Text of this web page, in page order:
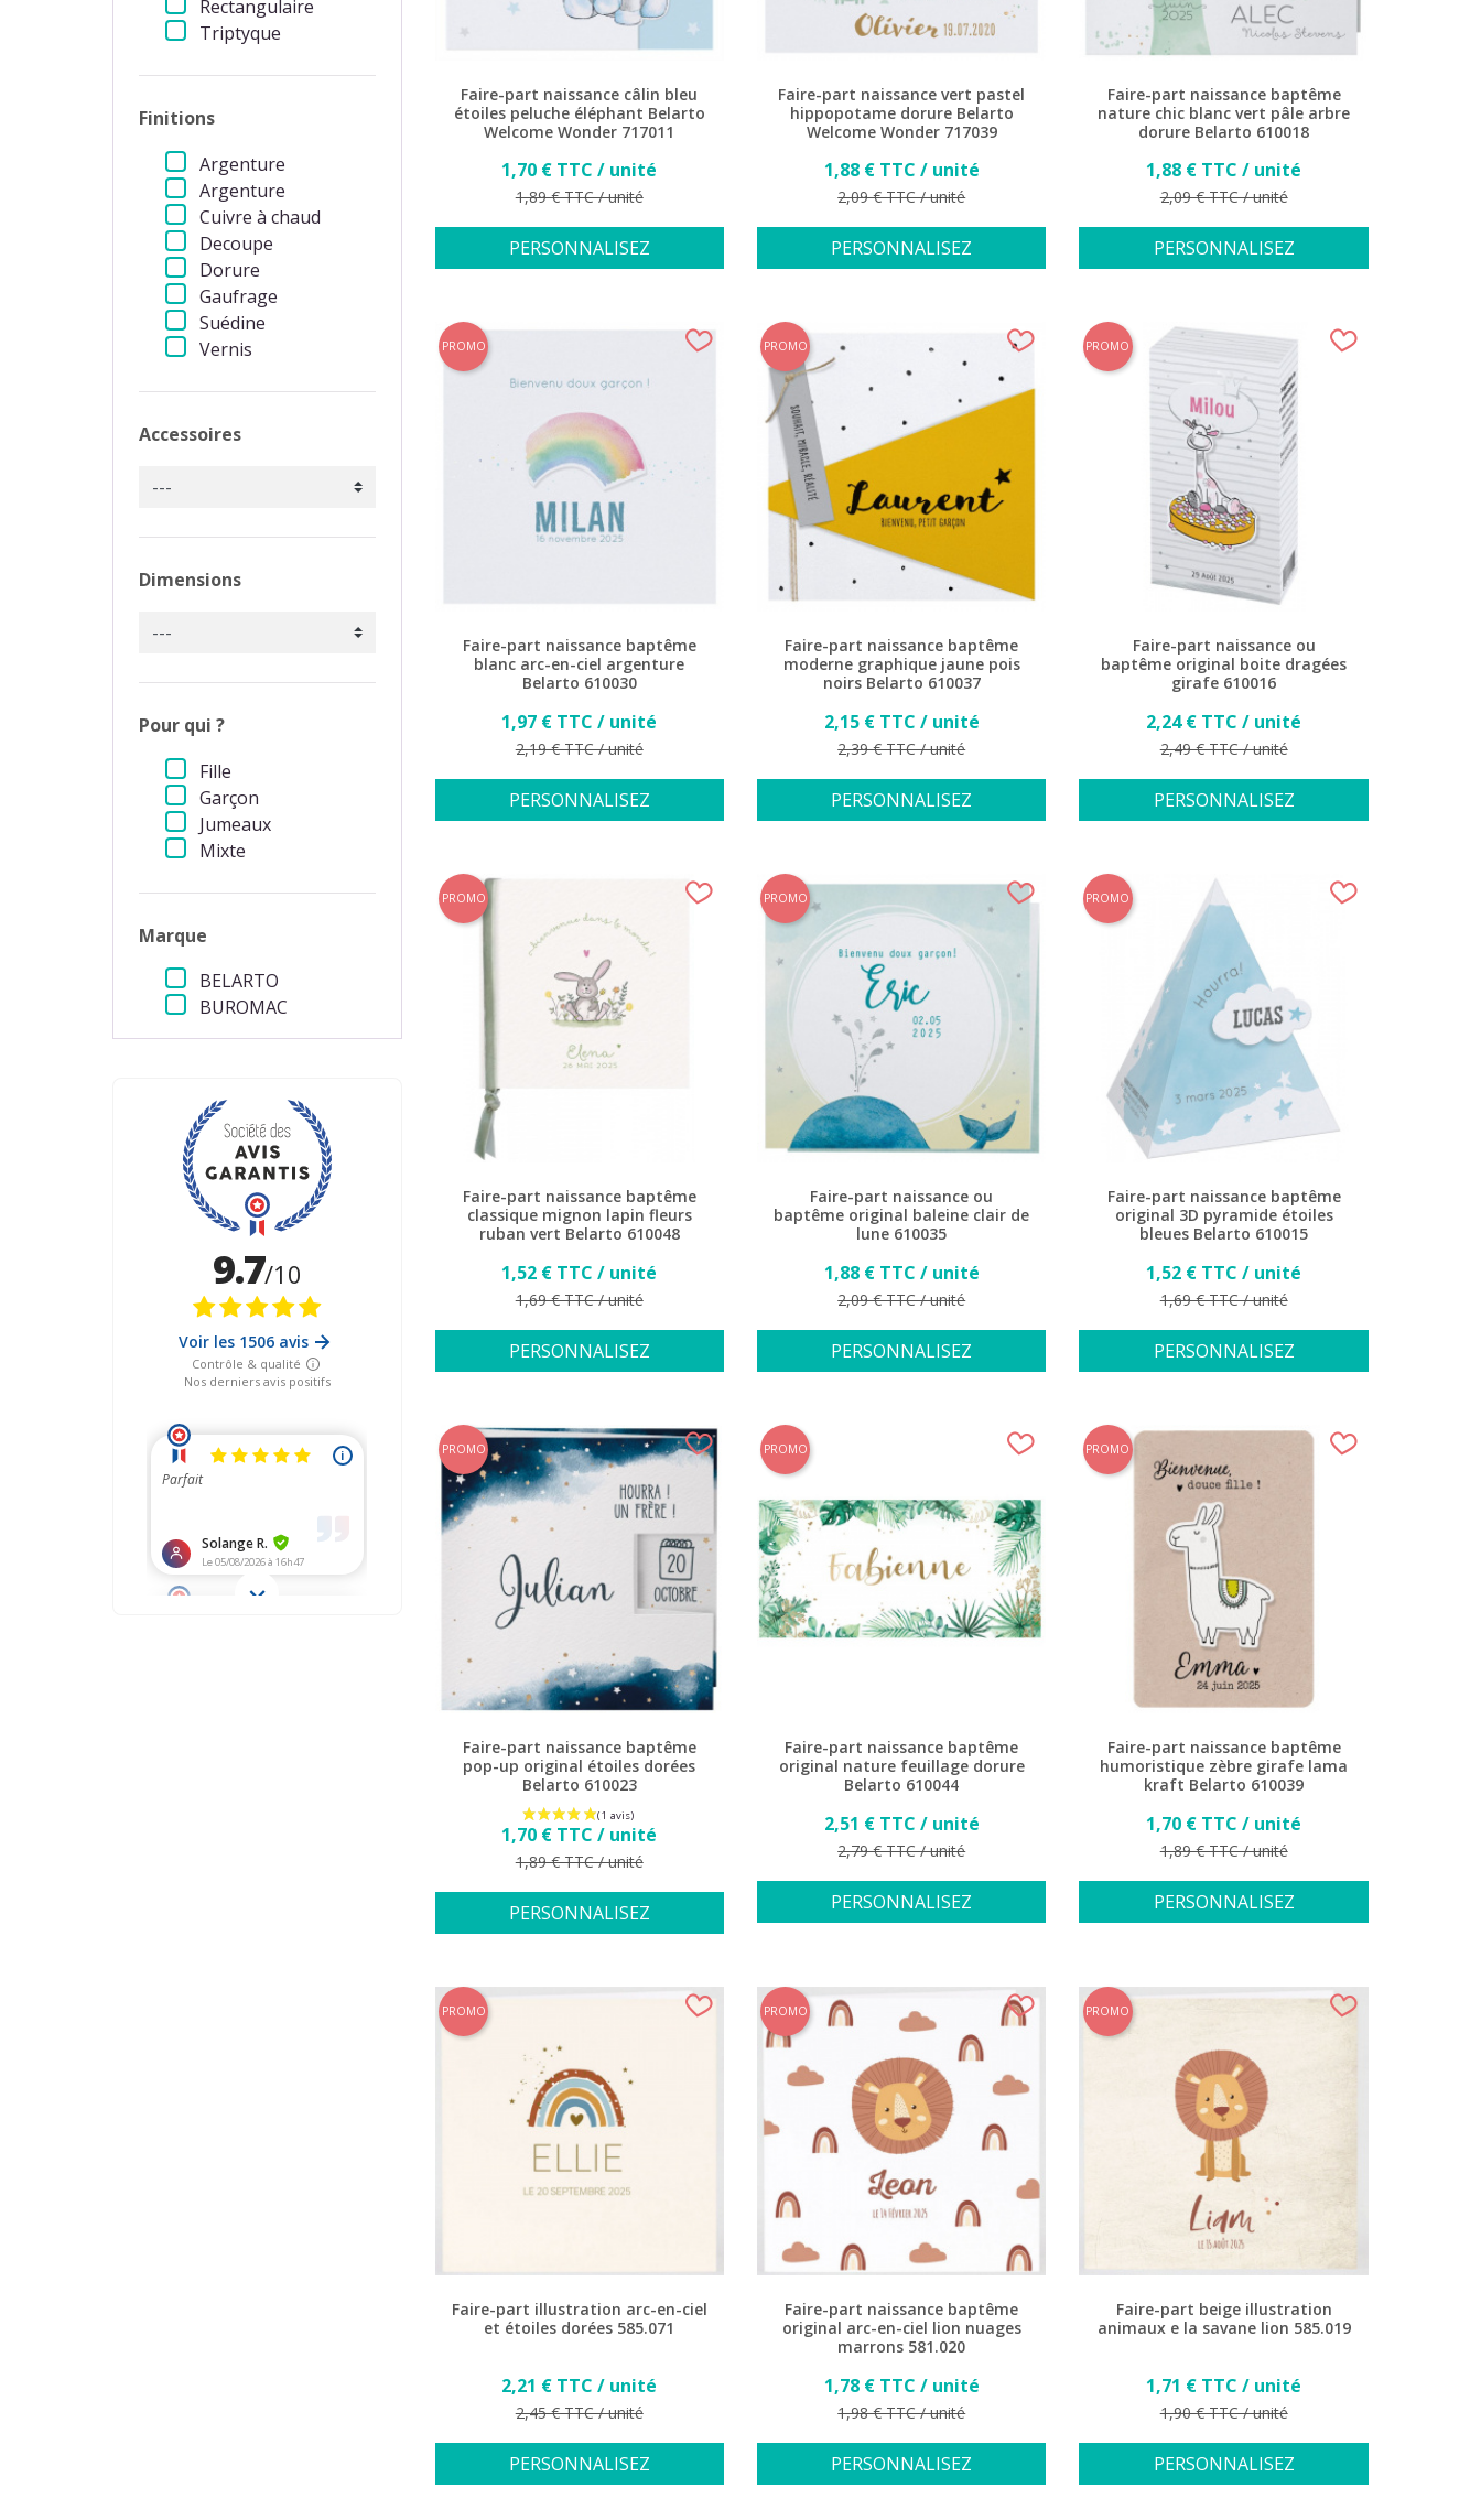
Rectangulaire
Triptyque
Finitions
Argenture
Argenture
Cuivre à chaud
Decoupe
Dorure
Gaufrage
Suédine
Vernis
Accessoires
Dimensions
Pour qui ?
Fille
Garçon
Jumeaux
Mixte
Marque
BELARTO
BUROMAC
Faire-part naissance câlin bleu
étoiles peluche éléphant Belarto
Welcome Wonder 717011
Prix
1,70 € TTC / unité
Prix de base
1,89 € TTC / unité
PERSONNALISEZ
Faire-part naissance vert pastel
hippopotame dorure Belarto
Welcome Wonder 717039
Prix
1,88 € TTC / unité
Prix de base
2,09 € TTC / unité
PERSONNALISEZ
Faire-part naissance baptême
nature chic blanc vert pâle arbre
dorure Belarto 610018
Prix
1,88 € TTC / unité
Prix de base
2,09 € TTC / unité
PERSONNALISEZ
Faire-part naissance baptême
blanc arc-en-ciel argenture
Belarto 610030
Prix
1,97 € TTC / unité
Prix de base
2,19 € TTC / unité
PERSONNALISEZ
PROMO
Faire-part naissance baptême
moderne graphique jaune pois
noirs Belarto 610037
Prix
2,15 € TTC / unité
Prix de base
2,39 € TTC / unité
PERSONNALISEZ
PROMO
Faire-part naissance ou
baptême original boite dragées
girafe 610016
Prix
2,24 € TTC / unité
Prix de base
2,49 € TTC / unité
PERSONNALISEZ
PROMO
Faire-part naissance baptême
classique mignon lapin fleurs
ruban vert Belarto 610048
Prix
1,52 € TTC / unité
Prix de base
1,69 € TTC / unité
PERSONNALISEZ
PROMO
Faire-part naissance ou
baptême original baleine clair de
lune 610035
Prix
1,88 € TTC / unité
Prix de base
2,09 € TTC / unité
PERSONNALISEZ
PROMO
Faire-part naissance baptême
original 3D pyramide étoiles
bleues Belarto 610015
Prix
1,52 € TTC / unité
Prix de base
1,69 € TTC / unité
PERSONNALISEZ
PROMO
Faire-part naissance baptême
pop-up original étoiles dorées
Belarto 610023
Prix
1,70 € TTC / unité
Prix de base
1,89 € TTC / unité
PERSONNALISEZ
PROMO
Faire-part naissance baptême
original nature feuillage dorure
Belarto 610044
Prix
2,51 € TTC / unité
Prix de base
2,79 € TTC / unité
PERSONNALISEZ
PROMO
Faire-part naissance baptême
humoristique zèbre girafe lama
kraft Belarto 610039
Prix
1,70 € TTC / unité
Prix de base
1,89 € TTC / unité
PERSONNALISEZ
PROMO
Faire-part illustration arc-en-ciel
et étoiles dorées 585.071
Prix
2,21 € TTC / unité
Prix de base
2,45 € TTC / unité
PERSONNALISEZ
PROMO
Faire-part naissance baptême
original arc-en-ciel lion nuages
marrons 581.020
Prix
1,78 € TTC / unité
Prix de base
1,98 € TTC / unité
PERSONNALISEZ
PROMO
Faire-part beige illustration
animaux e la savane lion 585.019
Prix
1,71 € TTC / unité
Prix de base
1,90 € TTC / unité
PERSONNALISEZ
PROMO